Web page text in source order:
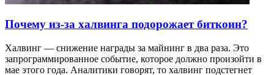
Почему из-за халвинга подорожает биткоин?
Халвинг — снижение награды за майнинг в два раза. Это
запрограммированное событие, которое должно произойти в
мае этого года. Аналитики говорят, то халвинг подстегнет